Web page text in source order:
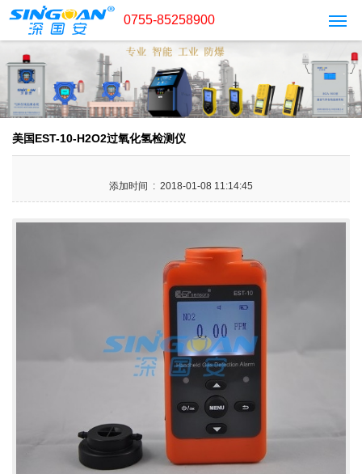
0755-85258900
美国EST-10-H2O2过氧化氢检测仪
添加时间 : 2018-01-08 11:14:45